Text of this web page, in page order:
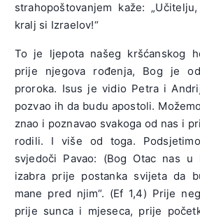
strahopoštovanjem kaže:
kralj si Izraelov!“
To je ljepota našeg kršćanskog
prije njegova rođenja, Bog je
proroka. Isus je vidio Petra i
pozvao ih da budu apostoli.
znao i poznavao svakoga od nas i
rodili. I više od toga.
svjedoči Pavao: (Bog Otac nas u
izabra prije postanka svijeta da
mane pred njim“. (Ef 1,4) Prije
prije sunca i mjeseca, prije